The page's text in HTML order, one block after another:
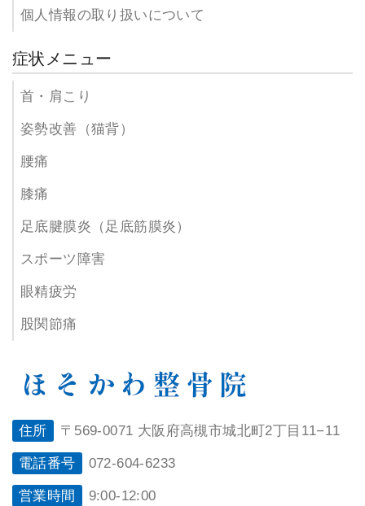
個人情報の取り扱いについて
症状メニュー
首・肩こり
姿勢改善（猫背）
腰痛
膝痛
足底腱膜炎（足底筋膜炎）
スポーツ障害
眼精疲労
股関節痛
住所 〒569-0071 大阪府高槻市城北町2丁目11−11
電話番号 072-604-6233
営業時間 9:00-12:00